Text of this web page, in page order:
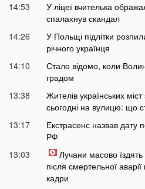
14:53
У ліцеї вчителька
спалахнув скандал
14:26
У Польщі підлітки
річного українця
14:10
Стало відомо, коли
градом
13:38
Жителів українських
сьогодні на вулицю: що
13:17
Екстрасенс назвав дату
РФ
13:03
Лучани масово їздять
після смертельної
кадри